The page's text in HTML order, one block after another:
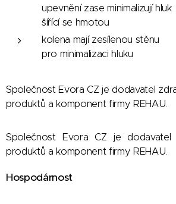
upevnění zase minimalizují hluk
šířící se hmotou
kolena mají zesílenou stěnu
pro minimalizaci hluku
Společnost Evora CZ je dodavatel
produktů a komponent firmy REHAU.
Společnost Evora CZ je dodavatel
produktů a komponent firmy REHAU.
Hospodárnost